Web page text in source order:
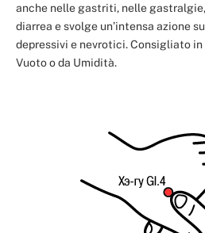
anche nelle gastriti, nelle
diarrea e svolge un’intensa azione
depressivi e nevrotici. Consigliato in
Vuoto o da Umidità.